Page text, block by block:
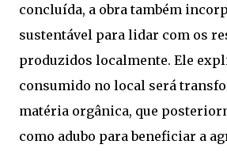
concluída, a obra também
sustentável para lidar com os
produzidos localmente. Ele
consumido no local será
matéria orgânica, que
como adubo para beneficiar a